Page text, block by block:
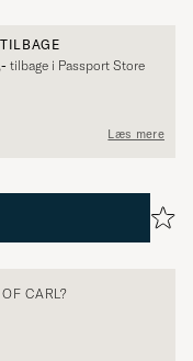
TILBAGE
tilbage i Passport Store
Læs mere
CARL?